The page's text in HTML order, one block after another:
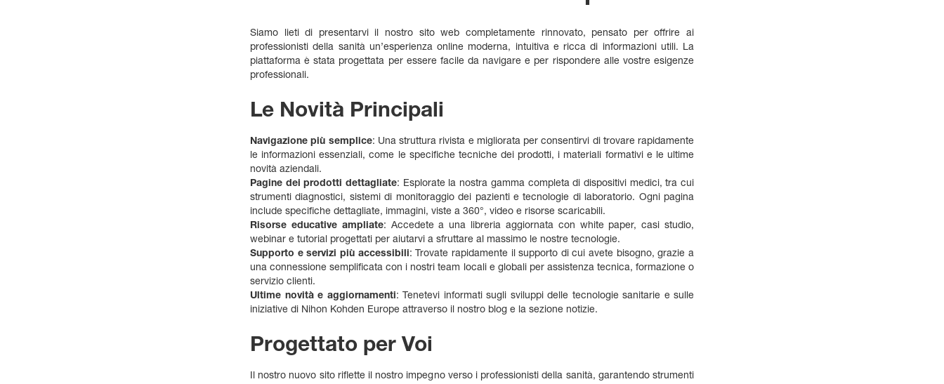
Siamo lieti di presentarvi il nostro sito web completamente rinnovato, pensato per offrire ai
professionisti della sanità un’esperienza online moderna, intuitiva e ricca di informazioni utili. La
piattaforma è stata progettata per essere facile da navigare e per rispondere alle vostre esigenze
professionali.
Le Novità Principali
Navigazione più semplice: Una struttura rivista e migliorata per consentirvi di trovare rapidamente
le informazioni essenziali, come le specifiche tecniche dei prodotti, i materiali formativi e le ultime
novità aziendali.
Pagine dei prodotti dettagliate: Esplorate la nostra gamma completa di dispositivi medici, tra cui
strumenti diagnostici, sistemi di monitoraggio dei pazienti e tecnologie di laboratorio. Ogni pagina
include specifiche dettagliate, immagini, viste a 360°, video e risorse scaricabili.
Risorse educative ampliate: Accedete a una libreria aggiornata con white paper, casi studio,
webinar e tutorial progettati per aiutarvi a sfruttare al massimo le nostre tecnologie.
Supporto e servizi più accessibili: Trovate rapidamente il supporto di cui avete bisogno, grazie a
una connessione semplificata con i nostri team locali e globali per assistenza tecnica, formazione o
servizio clienti.
Ultime novità e aggiornamenti: Tenetevi informati sugli sviluppi delle tecnologie sanitarie e sulle
iniziative di Nihon Kohden Europe attraverso il nostro blog e la sezione notizie.
Progettato per Voi
Il nostro nuovo sito riflette il nostro impegno verso i professionisti della sanità, garantendo strumenti